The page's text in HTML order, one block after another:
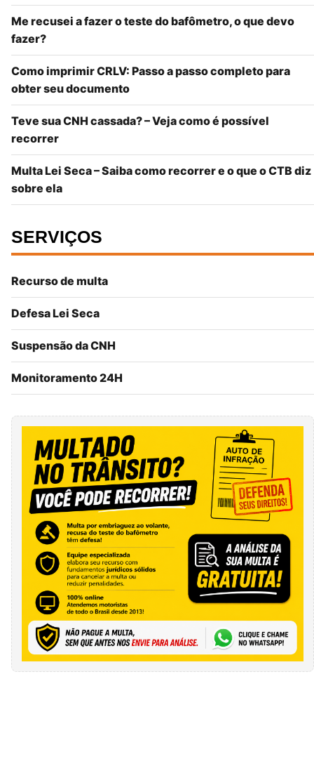
Me recusei a fazer o teste do bafômetro, o que devo
fazer?
Como imprimir CRLV: Passo a passo completo para
obter seu documento
Teve sua CNH cassada? – Veja como é possível
recorrer
Multa Lei Seca – Saiba como recorrer e o que o CTB diz
sobre ela
SERVIÇOS
Recurso de multa
Defesa Lei Seca
Suspensão da CNH
Monitoramento 24H